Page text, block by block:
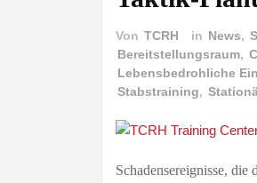
Von TCRH in News,
Bereitstellungsraum,
Lebensbedrohliche
Stabstraining,
Schadensereignisse,